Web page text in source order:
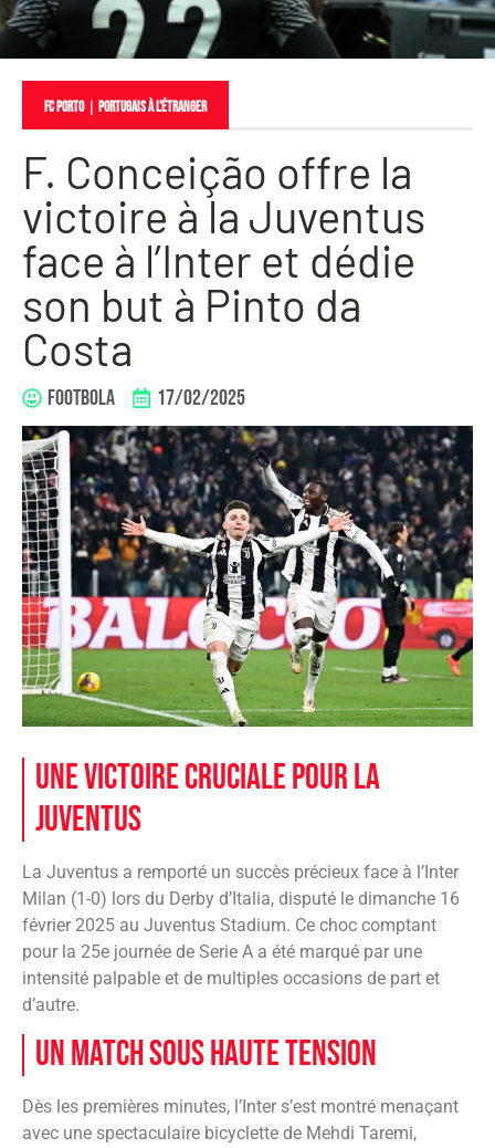
FC Porto｜ PORTUGAIS À L'ÉTRANGER
F. Conceição offre la
victoire à la Juventus
face à l’Inter et dédie
son but à Pinto da
Costa
FOOTBOLA 17/02/2025
Une victoire cruciale pour la
Juventus
La Juventus a remporté un succès précieux face à l’Inter
Milan (1-0) lors du Derby d’Italia, disputé le dimanche 16
février 2025 au Juventus Stadium. Ce choc comptant
pour la 25e journée de Serie A a été marqué par une
intensité palpable et de multiples occasions de part et
d’autre.
Un match sous haute tension
Dès les premières minutes, l’Inter s’est montré menaçant
avec une spectaculaire bicyclette de Mehdi Taremi,